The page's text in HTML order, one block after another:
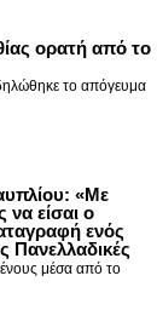
ορατή από το
το απόγευμα
«Με
να είσαι ο
ενός
Πανελλαδικές
μέσα από το